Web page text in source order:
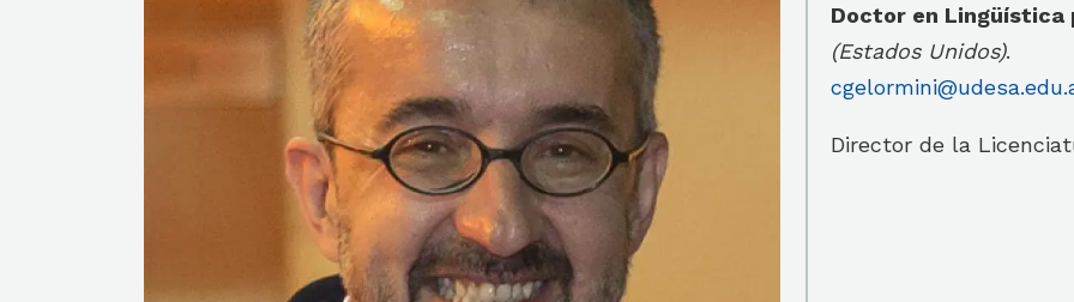
Doctor en Lingüística
(Estados Unidos).
Director de la